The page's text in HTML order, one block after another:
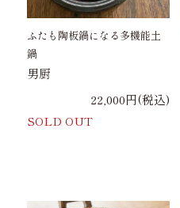
ふたも陶板鍋になる多機能土
鍋
男厨
22,000円(税込)
SOLD OUT